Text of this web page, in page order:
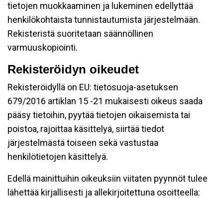
tietojen muokkaaminen ja lukeminen edellyttää
henkilökohtaista tunnistautumista järjestelmään.
Rekisteristä suoritetaan säännöllinen
varmuuskopiointi.
Rekisteröidyn oikeudet
Rekisteröidyllä on EU: tietosuoja-asetuksen
679/2016 artiklan 15 -21 mukaisesti oikeus saada
pääsy tietoihin, pyytää tietojen oikaisemista tai
poistoa, rajoittaa käsittelyä, siirtää tiedot
järjestelmästä toiseen sekä vastustaa
henkilötietojen käsittelyä.
Edellä mainittuihin oikeuksiin viitaten pyynnöt tulee
lähettää kirjallisesti ja allekirjoitettuna osoitteella: